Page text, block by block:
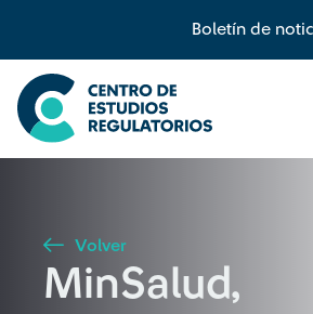
Boletín de
Búsqueda
Seleccione país
Buscar
Volver
MinSalud,